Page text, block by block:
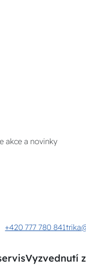
akce a novinky
+420 777 780 841
Vyzvednutí